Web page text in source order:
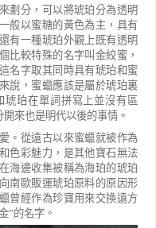
劃分，可以將琥珀分為透明
般以蜜糖的黃色為主，具有
有一種琥珀外觀上既有透明
比較特殊的名字叫金絞蜜，
名字取其同時具有琥珀和蜜
說，蜜蠟應該是屬於琥珀裏
琥珀在單詞拼寫上並沒有區
來也是明代以後的事情。
。從遠古以來蜜蠟就被作為
色彩魅力，是其他寶石無法
海邊收集被稱為海珀的琥珀
南歐販運琥珀原料的原因形
曾經作為珍寶用來交換遠方
”的名字。